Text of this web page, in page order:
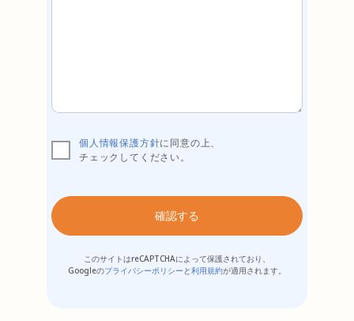
個人情報保護方針に同意の上、
チェックしてください。
このサイトはreCAPTCHAによって保護されており、
Googleのプライバシーポリシーと利用規約が適用されます。